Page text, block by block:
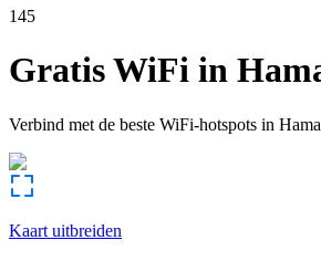
145
Gratis WiFi in
Verbind met de beste WiFi-hotspots in
Kaart uitbreiden